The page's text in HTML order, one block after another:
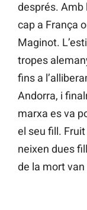
després. Amb
cap a França
Maginot.
tropes
fins a
Andorra, i
marxa es va
el seu fill.
neixen dues
de la mort van